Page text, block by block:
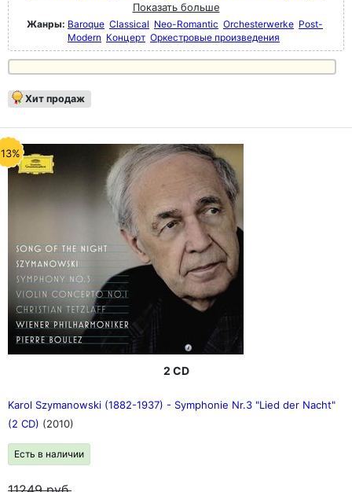
Показать больше
Жанры: Baroque Classical Neo-Romantic Orchesterwerke Post-
Modern Концерт Оркестровые произведения
Хит продаж
2 CD
Karol Szymanowski (1882-1937) - Symphonie Nr.3 "Lied der Nacht"
(2 CD) (2010)
Есть в наличии